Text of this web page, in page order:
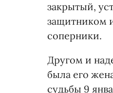
закрытый,
защитником
соперники.
Другом и
была его
судьбы 9